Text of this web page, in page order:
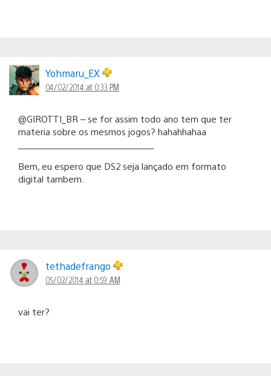
Yohmaru_EX
04/02/2014 at 0:33 PM
@GIROTTI_BR – se for assim todo ano tem que ter
materia sobre os mesmos jogos? hahahhahaa
Bem, eu espero que DS2 seja lançado em formato
digital tambem.
tethadefrango
05/02/2014 at 0:59 AM
vai ter?